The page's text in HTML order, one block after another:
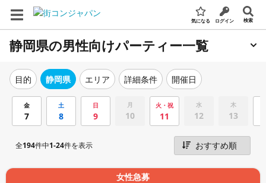
気になる ログイン 検索
静岡県の男性向けパーティー一覧
目的 静岡県 エリア 詳細条件 開催日
金
7
土
8
日
9
月
10
火・祝
11
水
12
木
13
全194件中1-24件を表示
女性急募